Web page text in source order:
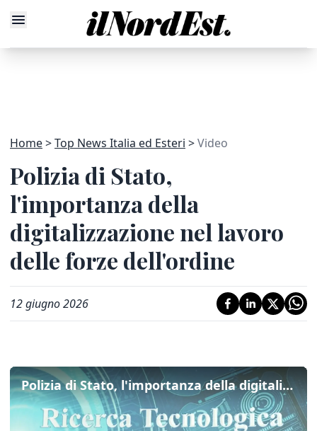
Home Top News Italia ed Esteri Video
Polizia di Stato,
l'importanza della
digitalizzazione nel lavoro
delle forze dell'ordine
12 giugno 2026
Polizia di Stato, l'importanza della digitalizzazione nel lavoro delle forze dell'ordine